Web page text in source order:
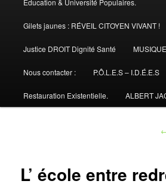
Gilets jaunes : RÉVEIL CITOYEN VIVANT !
Justice DROIT Dignité Santé
Nous contacter : P.Ô.L.E.S – I.D.É.E.S
Restauration Existentielle. ALBERT
L’ école entre